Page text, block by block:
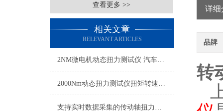
查看更多 >>
相关文章
RELEVANT ARTICLES
2NM微电机动态扭力测试仪 汽车雨刮器微电机扭力测试仪
2000Nm动态扭力测试仪扭矩转速同步测量
支持实时数据采集的传动轴扭力测试仪,动态扭矩测试仪传动轴专用
详细
品牌
转